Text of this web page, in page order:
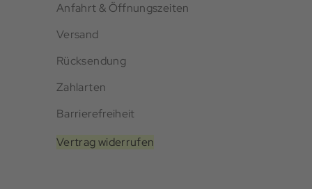
Anfahrt & Öffnungszeiten
Versand
Rücksendung
Zahlarten
Barrierefreiheit
Vertrag widerrufen